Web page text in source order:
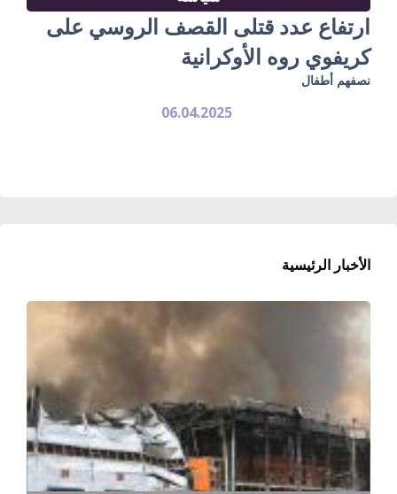
ارتفاع عدد قتلى القصف الروسي على
كريفوي روه الأوكرانية
نصفهم أطفال
06.04.2025
الأخبار الرئيسية